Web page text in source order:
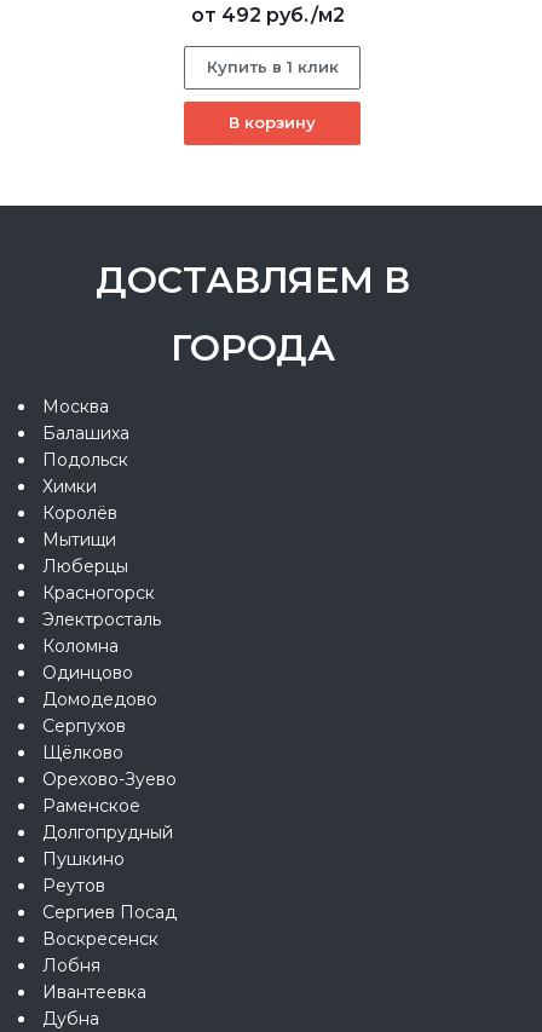
от 492 руб./м2
Купить в 1 клик
В корзину
ДОСТАВЛЯЕМ В
ГОРОДА
Москва
Балашиха
Подольск
Химки
Королёв
Мытищи
Люберцы
Красногорск
Электросталь
Коломна
Одинцово
Домодедово
Серпухов
Щёлково
Орехово-Зуево
Раменское
Долгопрудный
Пушкино
Реутов
Сергиев Посад
Воскресенск
Лобня
Ивантеевка
Дубна